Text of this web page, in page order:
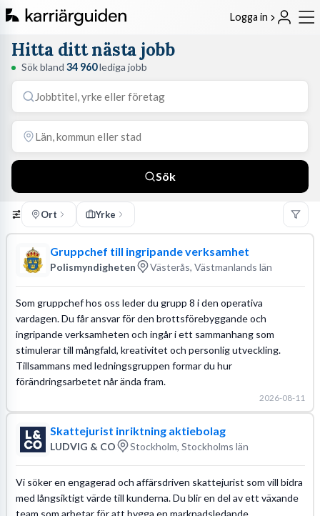
Logga in
Hitta ditt nästa jobb
Sök bland 34 960lediga jobb
Sök
Ort Yrke
Gruppchef till ingripande verksamhet
Polismyndigheten Västerås, Västmanlands län
Som gruppchef hos oss leder du grupp 8 i den operativa
vardagen. Du får ansvar för den brottsförebyggande och
ingripande verksamheten och ingår i ett sammanhang som
stimulerar till mångfald, kreativitet och personlig utveckling.
Tillsammans med ledningsgruppen formar du hur
förändringsarbetet når ända fram.
2026-08-11
Skattejurist inriktning aktiebolag
LUDVIG & CO Stockholm, Stockholms län
Vi söker en engagerad och affärsdriven skattejurist som vill bidra
med långsiktigt värde till kunderna. Du blir en del av ett växande
team som arbetar för att bygga en marknadsledande